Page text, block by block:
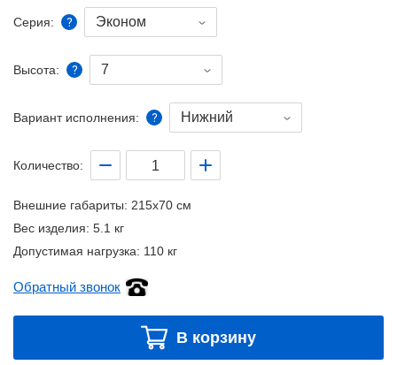
Серия: Эконом
Высота: 7
Вариант исполнения: Нижний
Количество:
Внешние габариты: 215x70 см
Вес изделия: 5.1 кг
Допустимая нагрузка: 110 кг
Обратный звонок
В корзину